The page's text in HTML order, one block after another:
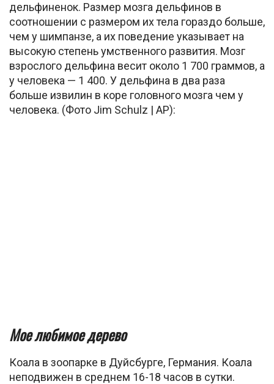
дельфиненок. Размер мозга дельфинов в
соотношении с размером их тела гораздо больше,
чем у шимпанзе, а их поведение указывает на
высокую степень умственного развития. Мозг
взрослого дельфина весит около 1 700 граммов, а
у человека — 1 400. У дельфина в два раза
больше извилин в коре головного мозга чем у
человека. (Фото Jim Schulz | AP):
Мое любимое дерево
Коала в зоопарке в Дуйсбурге, Германия. Коала
неподвижен в среднем 16-18 часов в сутки.